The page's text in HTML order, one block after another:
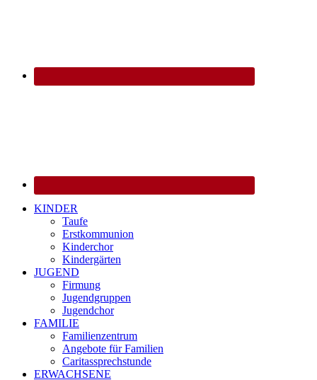
KINDER
Taufe
Erstkommunion
Kinderchor
Kindergärten
JUGEND
Firmung
Jugendgruppen
Jugendchor
FAMILIE
Familienzentrum
Angebote für Familien
Caritassprechstunde
ERWACHSENE